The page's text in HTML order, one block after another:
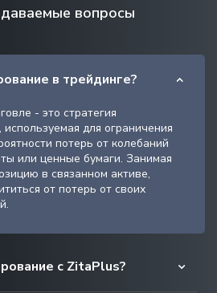
вопросы
в трейдинге?
- это стратегия
для ограничения
потерь от колебаний
или ценные бумаги. Занимая
в связанном активе,
от потерь от своих
с ZitaPlus?